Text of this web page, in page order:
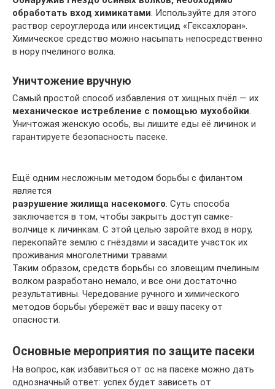
обработать вход химикатами. Используйте для этого
раствор сероуглерода или инсектицид «Гексахлоран».
Химическое средство можно насыпать непосредственно
в нору пчелиного волка.
Уничтожение вручную
Самый простой способ избавления от хищных пчёл — их
механическое истребление с помощью мухобойки.
Уничтожая женскую особь, вы лишите еды её личинок и
гарантируете безопасность пасеке.
Ещё одним несложным методом борьбы с филантом
является
разрушение жилища насекомого. Суть способа
заключается в том, чтобы закрыть доступ самке-
волчице к личинкам. С этой целью заройте вход в нору,
перекопайте землю с гнёздами и засадите участок их
проживания многолетними травами.
Таким образом, средств борьбы со зловещим пчелиным
волком разработано немало, и все они достаточно
результативны. Чередование ручного и химического
методов борьбы убережёт вас и вашу пасеку от
опасности.
Основные мероприятия по защите пасеки
На вопрос, как избавиться от ос на пасеке можно дать
однозначный ответ: успех будет зависеть от